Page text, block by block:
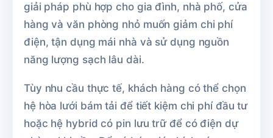
giải pháp phù hợp cho gia đình, nhà phố, cửa
hàng và văn phòng nhỏ muốn giảm chi phí
điện, tận dụng mái nhà và sử dụng nguồn
năng lượng sạch lâu dài.
Tùy nhu cầu thực tế, khách hàng có thể chọn
hệ hòa lưới bám tải để tiết kiệm chi phí đầu tư
hoặc hệ hybrid có pin lưu trữ để có điện dự